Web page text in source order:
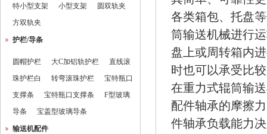
特小型支架 小型支架
圆双轨夹
方双轨夹
护栏/导条
圆帽护栏 大C加铝轨护栏
直线滚
珠护栏白
转弯滚珠护栏
宝特瓶口
支撑条
宝特瓶口支撑条
F型玻璃
导条
宝盖型玻璃导条
输送机配件
各类箱包、托盘
筒输送机械进行
盘上或周转箱内
时也可以承受比
在重力式辊筒输
配件轴承的摩擦
件轴承负载能力